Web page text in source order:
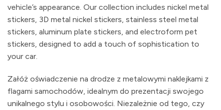
vehicle’s appearance. Our collection includes nickel metal
stickers, 3D metal nickel stickers, stainless steel metal
stickers, aluminum plate stickers, and electroform pet
stickers, designed to add a touch of sophistication to
your car.
Załóż oświadczenie na drodze z metalowymi naklejkami z
flagami samochodów, idealnym do prezentacji swojego
unikalnego stylu i osobowości. Niezależnie od tego, czy